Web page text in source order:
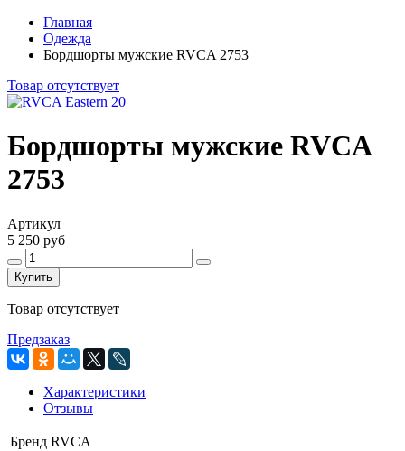
Главная
Одежда
Бордшорты мужские RVCA 2753
Товар отсутствует
Бордшорты мужские RVCA
2753
Артикул
5 250 руб
Купить
Товар отсутствует
Предзаказ
Характеристики
Отзывы
Бренд RVCA